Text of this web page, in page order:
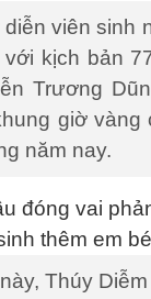
viên sinh
kịch bản
Trương
giờ vàng
năm nay.
Thúy